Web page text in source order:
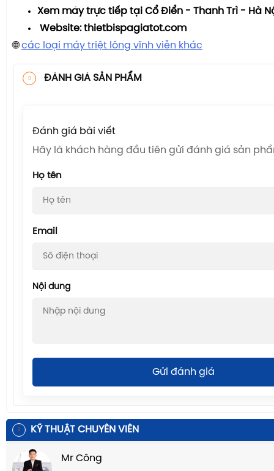
Xem máy trực tiếp tại Cổ Điển - Thanh Trì - Hà
Website: thietbispagiatot.com
🌐các loại máy triệt lông vĩnh viễn khác
ĐÁNH GIÁ SẢN PHẨM
Đánh giá bài viết
Hãy là khách hàng đầu tiên gửi đánh giá sản
Họ tên
Email
Nội dung
Gửi đánh giá
KỸ THUẬT CHUYÊN VIÊN
Mr Công